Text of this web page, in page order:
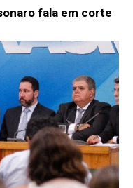
fala em corte